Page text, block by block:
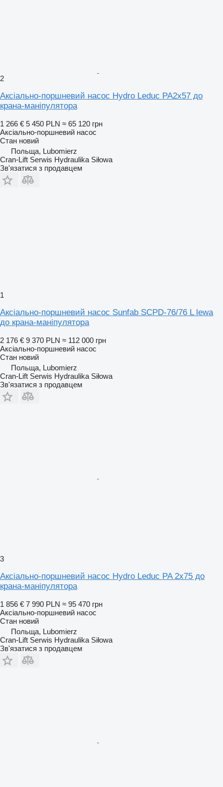
2
Аксіально-поршневий насос Hydro Leduc PA2x57 до
крана-маніпулятора
1 266 € 5 450 PLN ≈ 65 120 грн
Аксіально-поршневий насос
Стан новий
Польща, Lubomierz
Cran-Lift Serwis Hydraulika Siłowa
Зв'язатися з продавцем
1
Аксіально-поршневий насос Sunfab SCPD-76/76 L lewa
до крана-маніпулятора
2 176 € 9 370 PLN ≈ 112 000 грн
Аксіально-поршневий насос
Стан новий
Польща, Lubomierz
Cran-Lift Serwis Hydraulika Siłowa
Зв'язатися з продавцем
3
Аксіально-поршневий насос Hydro Leduc PA 2x75 до
крана-маніпулятора
1 856 € 7 990 PLN ≈ 95 470 грн
Аксіально-поршневий насос
Стан новий
Польща, Lubomierz
Cran-Lift Serwis Hydraulika Siłowa
Зв'язатися з продавцем